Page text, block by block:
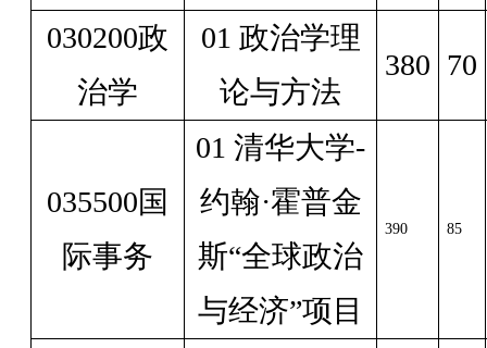
030200政
治学
01 政治学理
论与方法
380 70
035500国
际事务
01 清华大学-
约翰·霍普金
斯“全球政治
与经济”项目
390 85